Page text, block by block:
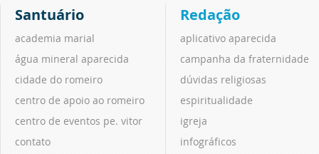
Santuário
academia marial
água mineral aparecida
cidade do romeiro
centro de apoio ao romeiro
centro de eventos pe. vitor
contato
Redação
aplicativo aparecida
campanha da fraternidade
dúvidas religiosas
espiritualidade
igreja
infográficos